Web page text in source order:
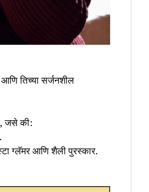
तिच्या सर्जनशील
जसे की:
ग्लॅमर आणि शैली पुरस्कार.